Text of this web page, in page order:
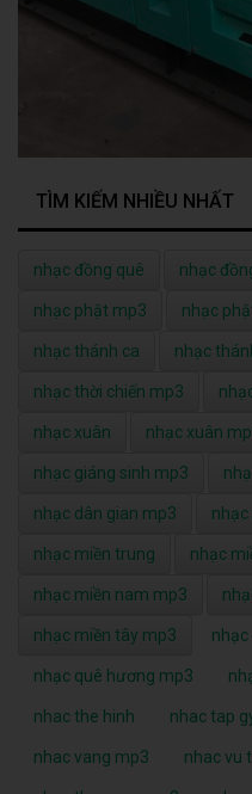
TÌM KIẾM NHIỀU NHẤT
nhạc đồng quê nhạc
nhạc phật mp3 nhạc
nhạc thánh ca nhạc
nhạc thời chiến mp3
nhạc xuân nhạc xuân
nhạc giáng sinh mp3
nhạc dân gian mp3 nhạc
nhạc miền trung nhạc
nhạc miền nam mp3
nhạc miền tây mp3
nhạc quê hương mp3
nhac the hinh nhac tap
nhac vang mp3 nhac vu